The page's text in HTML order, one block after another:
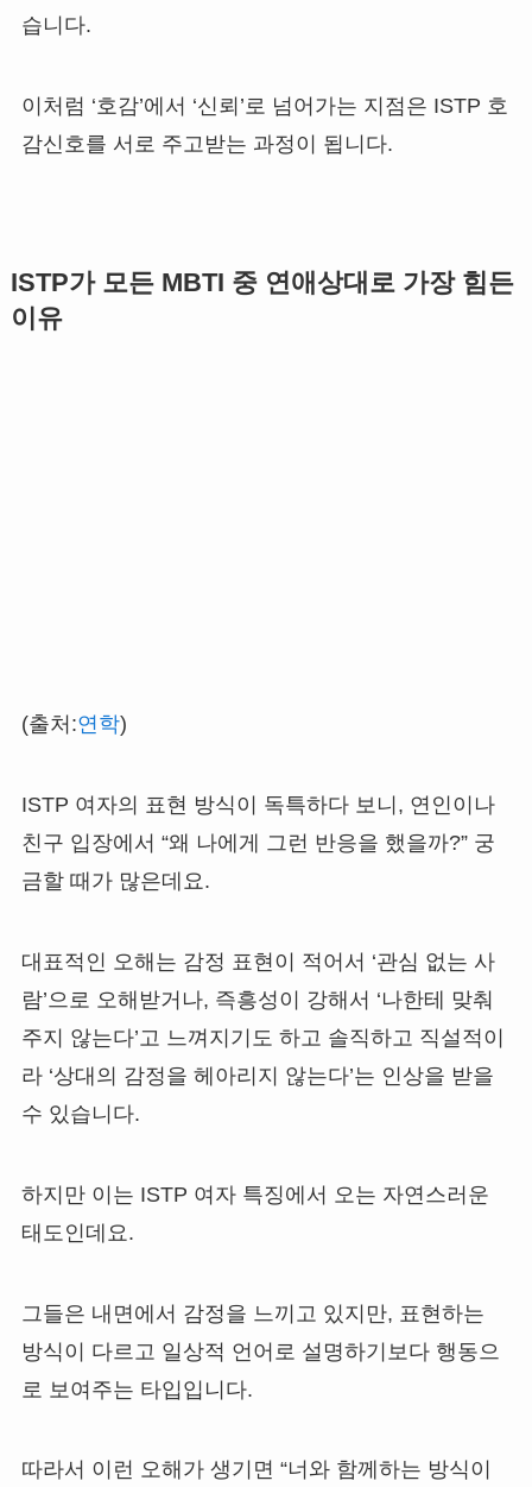
습니다.
이처럼 ‘호감’에서 ‘신뢰’로 넘어가는 지점은 ISTP 호
감신호를 서로 주고받는 과정이 됩니다.
ISTP가 모든 MBTI 중 연애상대로 가장 힘든
이유
(출처:연학)
ISTP 여자의 표현 방식이 독특하다 보니, 연인이나
친구 입장에서 “왜 나에게 그런 반응을 했을까?” 궁
금할 때가 많은데요.
대표적인 오해는 감정 표현이 적어서 ‘관심 없는 사
람’으로 오해받거나, 즉흥성이 강해서 ‘나한테 맞춰
주지 않는다’고 느껴지기도 하고 솔직하고 직설적이
라 ‘상대의 감정을 헤아리지 않는다’는 인상을 받을
수 있습니다.
하지만 이는 ISTP 여자 특징에서 오는 자연스러운
태도인데요.
그들은 내면에서 감정을 느끼고 있지만, 표현하는
방식이 다르고 일상적 언어로 설명하기보다 행동으
로 보여주는 타입입니다.
따라서 이런 오해가 생기면 “너와 함께하는 방식이